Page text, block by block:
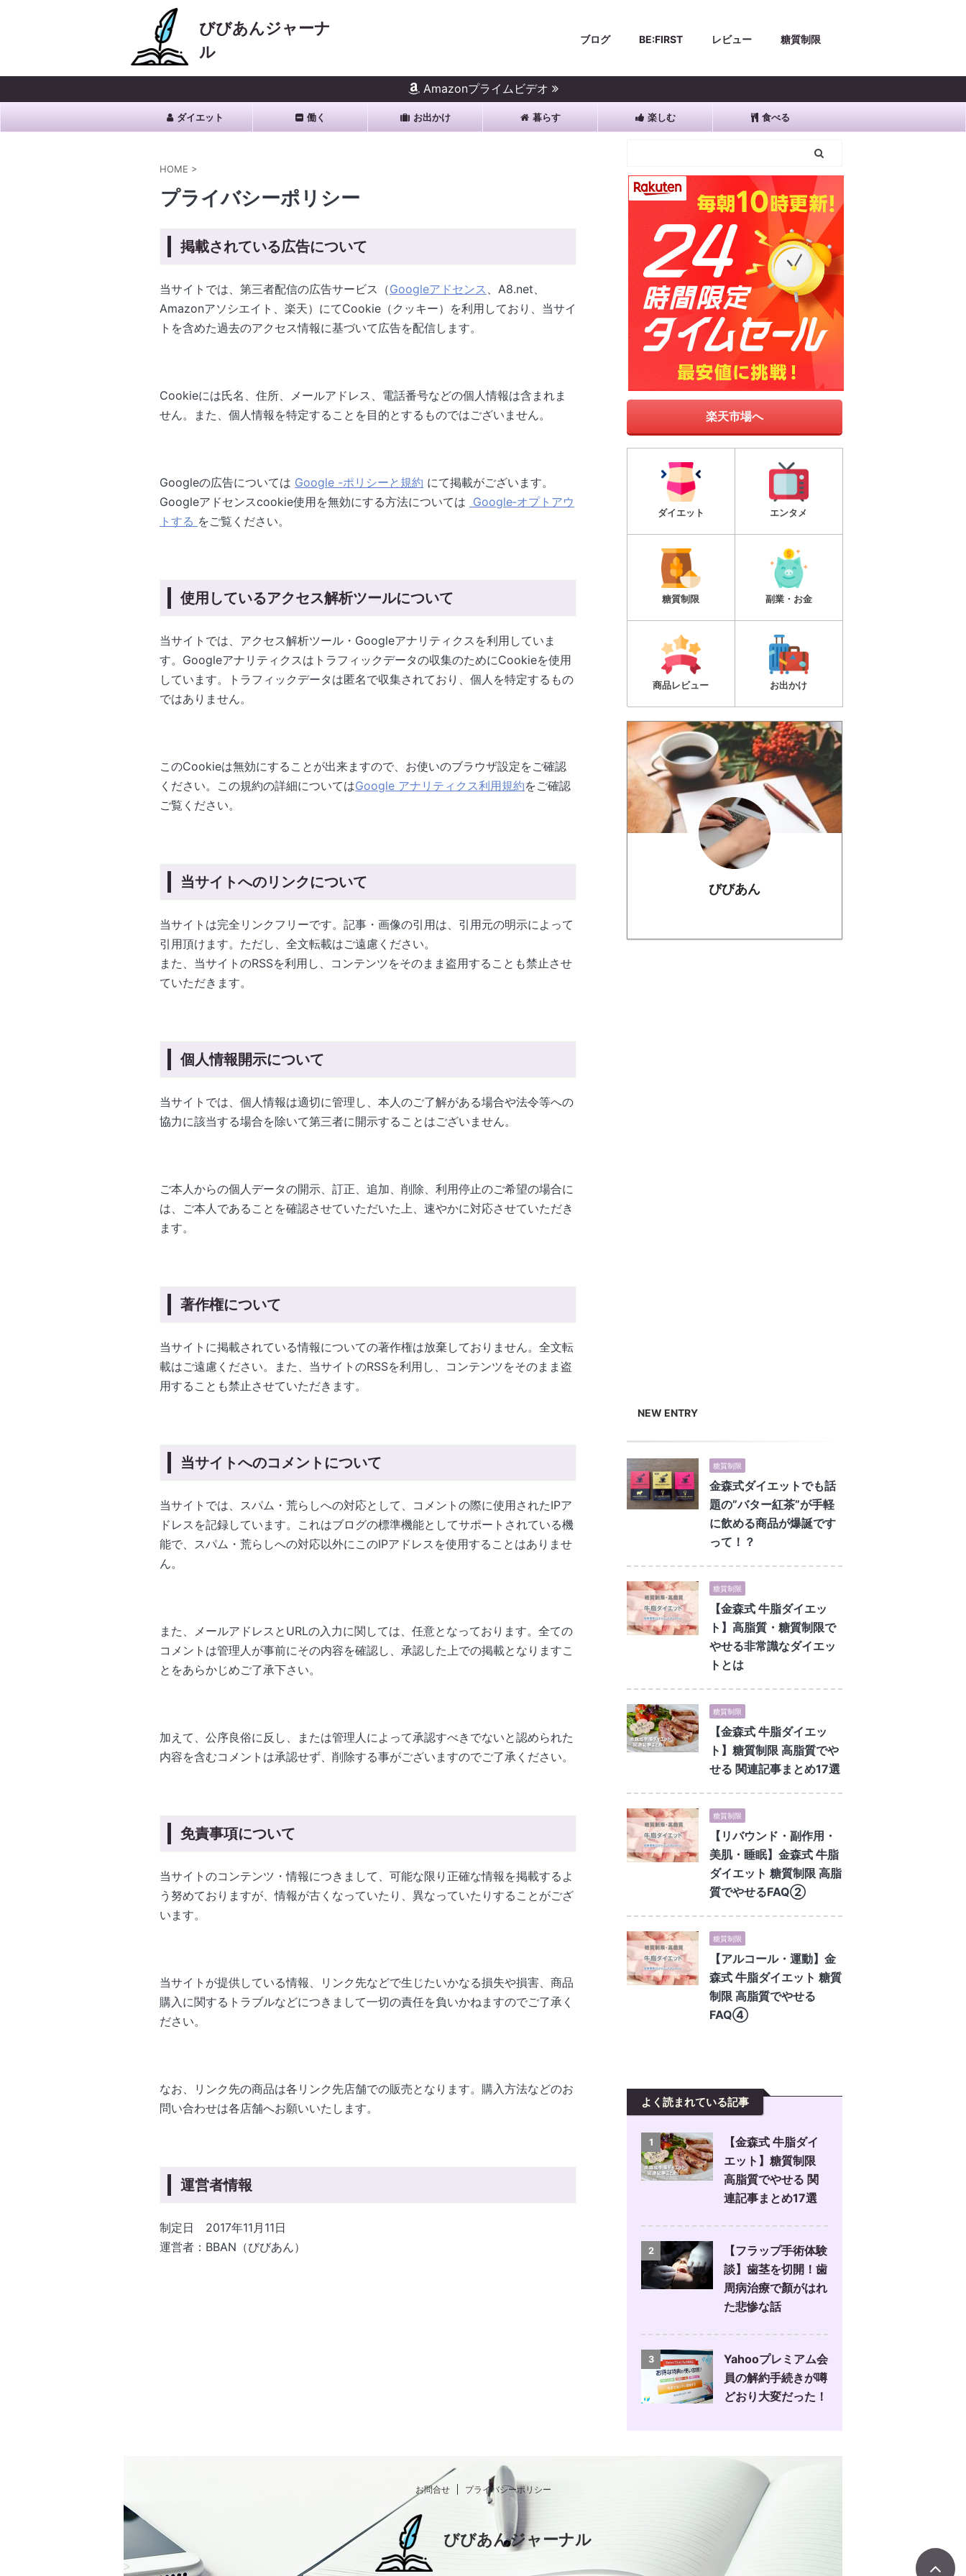
びびあんジャーナ
ル
ブログ BE:FIRST レビュー 糖質制限
Amazonプライムビデオ
ダイエット 働く お出かけ 暮らす 楽しむ 食べる
HOME >
プライバシーポリシー
掲載されている広告について
当サイトでは、第三者配信の広告サービス（Googleアドセンス 、A8.net、
Amazonアソシエイト、楽天）にてCookie（クッキー）を利用しており、当サイ
トを含めた過去のアクセス情報に基づいて広告を配信します。
Cookieには氏名、住所、メールアドレス、電話番号などの個人情報は含まれま
せん。また、個人情報を特定することを目的とするものではございません。
Googleの広告については Google -ポリシーと規約 にて掲載がございます。
Googleアドセンスcookie使用を無効にする方法については Google‐オプトアウ
トする をご覧ください。
使用しているアクセス解析ツールについて
当サイトでは、アクセス解析ツール・Googleアナリティクスを利用していま
す。Googleアナリティクスはトラフィックデータの収集のためにCookieを使用
しています。トラフィックデータは匿名で収集されており、個人を特定するもの
ではありません。
このCookieは無効にすることが出来ますので、お使いのブラウザ設定をご確認
ください。この規約の詳細についてはGoogle アナリティクス利用規約をご確認
ご覧ください。
当サイトへのリンクについて
当サイトは完全リンクフリーです。記事・画像の引用は、引用元の明示によって
引用頂けます。ただし、全文転載はご遠慮ください。
また、当サイトのRSSを利用し、コンテンツをそのまま盗用することも禁止させ
ていただきます。
個人情報開示について
当サイトでは、個人情報は適切に管理し、本人のご了解がある場合や法令等への
協力に該当する場合を除いて第三者に開示することはございません。
ご本人からの個人データの開示、訂正、追加、削除、利用停止のご希望の場合に
は、ご本人であることを確認させていただいた上、速やかに対応させていただき
ます。
著作権について
当サイトに掲載されている情報についての著作権は放棄しておりません。全文転
載はご遠慮ください。また、当サイトのRSSを利用し、コンテンツをそのまま盗
用することも禁止させていただきます。
当サイトへのコメントについて
当サイトでは、スパム・荒らしへの対応として、コメントの際に使用されたIPア
ドレスを記録しています。これはブログの標準機能としてサポートされている機
能で、スパム・荒らしへの対応以外にこのIPアドレスを使用することはありませ
ん。
また、メールアドレスとURLの入力に関しては、任意となっております。全ての
コメントは管理人が事前にその内容を確認し、承認した上での掲載となりますこ
とをあらかじめご了承下さい。
加えて、公序良俗に反し、または管理人によって承認すべきでないと認められた
内容を含むコメントは承認せず、削除する事がございますのでご了承ください。
免責事項について
当サイトのコンテンツ・情報につきまして、可能な限り正確な情報を掲載するよ
う努めておりますが、情報が古くなっていたり、異なっていたりすることがござ
います。
当サイトが提供している情報、リンク先などで生じたいかなる損失や損害、商品
購入に関するトラブルなどにつきまして一切の責任を負いかねますのでご了承く
ださい。
なお、リンク先の商品は各リンク先店舗での販売となります。購入方法などのお
問い合わせは各店舗へお願いいたします。
運営者情報
制定日 2017年11月11日
運営者：BBAN（びびあん）
楽天市場へ
ダイエット エンタメ
糖質制限 副業・お金
商品レビュー お出かけ
びびあん
NEW ENTRY
糖質制限
金森式ダイエットでも話
題の”バター紅茶”が手軽
に飲める商品が爆誕です
って！？
糖質制限
【金森式 牛脂ダイエッ
ト】高脂質・糖質制限で
やせる非常識なダイエッ
トとは
糖質制限
【金森式 牛脂ダイエッ
ト】糖質制限 高脂質でや
せる 関連記事まとめ17選
糖質制限
【リバウンド・副作用・
美肌・睡眠】金森式 牛脂
ダイエット 糖質制限 高脂
質でやせるFAQ②
糖質制限
【アルコール・運動】金
森式 牛脂ダイエット 糖質
制限 高脂質でやせる
FAQ④
よく読まれている記事
1
【金森式 牛脂ダイ
エット】糖質制限
高脂質でやせる 関
連記事まとめ17選
2
【フラップ手術体験
談】歯茎を切開！歯
周病治療で顏がはれ
た悲惨な話
3
Yahooプレミアム会
員の解約手続きが噂
どおり大変だった！
お問合せ プライバシーポリシー
びびあんジャーナル